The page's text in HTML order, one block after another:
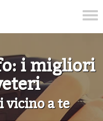
i migliori
vicino a te